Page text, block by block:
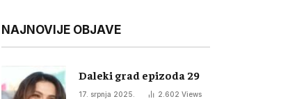
NAJNOVIJE OBJAVE
Daleki grad epizoda 29
17. srpnja 2025. 2.602 Views